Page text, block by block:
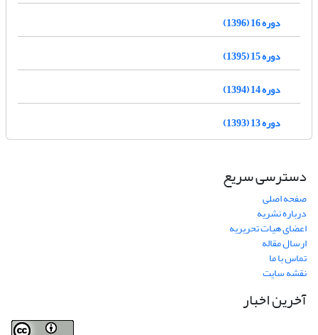
دوره 16 (1396)
دوره 15 (1395)
دوره 14 (1394)
دوره 13 (1393)
دسترسی سریع
صفحه اصلی
درباره نشریه
اعضای هیات تحریریه
ارسال مقاله
تماس با ما
نقشه سایت
آخرین اخبار